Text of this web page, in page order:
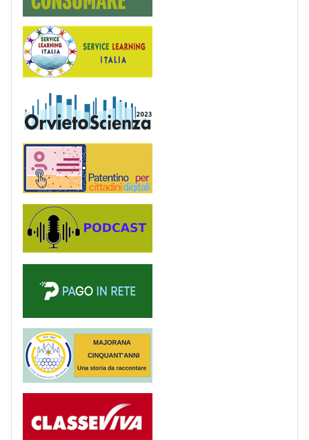
Service Learning
Podcast
PagoinRete